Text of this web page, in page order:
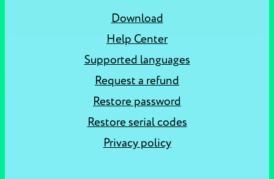
Download
Help Center
Supported languages
Request a refund
Restore password
Restore serial codes
Privacy policy